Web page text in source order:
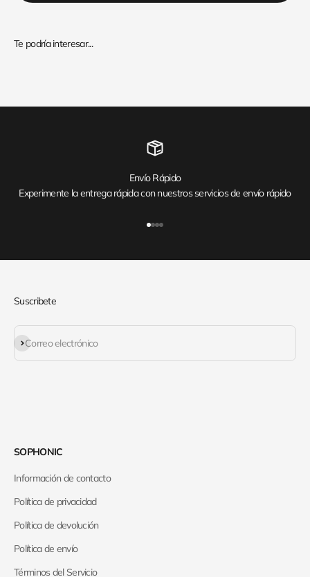
Envío Rápido
Experimente la entrega rápida con nuestros servicios de envío rápido
Suscribete
Correo electrónico
Suscribirse
SOPHONIC
Información de contacto
Política de privacidad
Política de devolución
Política de envío
Términos del Servicio